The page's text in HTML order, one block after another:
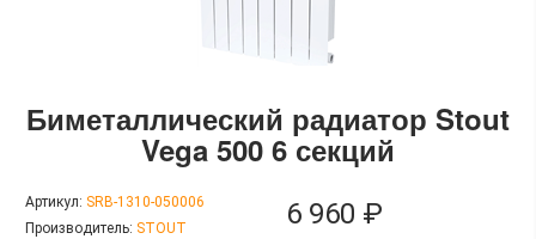
Биметаллический радиатор Stout
Vega 500 6 секций
Артикул: SRB-1310-050006
Производитель: STOUT
6 960 ₽